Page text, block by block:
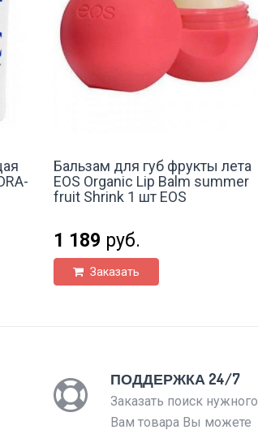
Бальзам для губ фрукты лета
EOS Organic Lip Balm summer
fruit Shrink 1 шт EOS
1 189 руб.
Заказать
ПОДДЕРЖКА 24/7
Заказать поиск нужного
Вам товара Вы можете